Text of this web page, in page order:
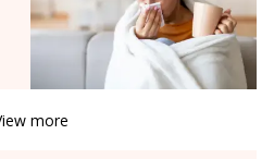
more